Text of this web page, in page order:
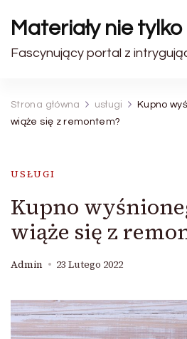
Materiały nie
Fascynujący portal z
Strona główna usługi
Kupno
wiąże się z remontem?
USŁUGI
Kupno
wiąże się z
Admin 23 Lutego 2022